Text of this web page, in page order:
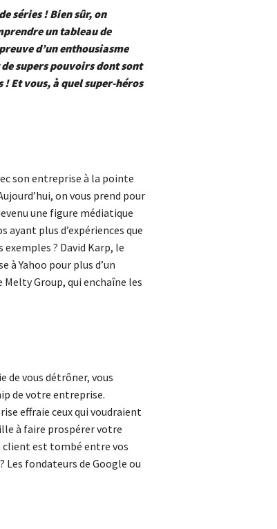
séries ! Bien sûr, on
un tableau de
d’un enthousiasme
supers pouvoirs dont sont
Et vous, à quel super-héros
son entreprise à la pointe
on vous prend pour
une figure médiatique
ayant plus d’expériences que
? David Karp, le
à Yahoo pour plus d’un
Group, qui enchaîne les
de vous détrôner, vous
de votre entreprise.
effraie ceux qui voudraient
à faire prospérer votre
client est tombé entre vos
Les fondateurs de Google ou